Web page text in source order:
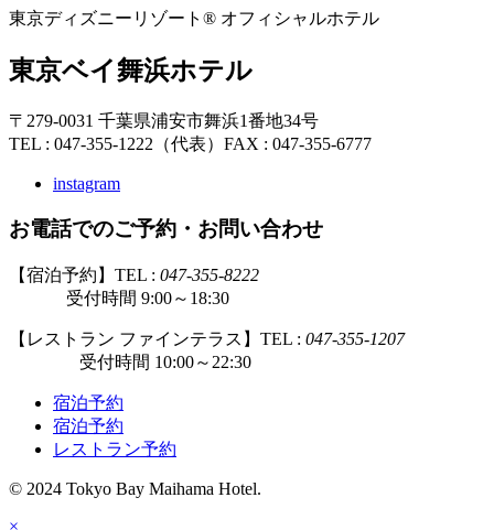
東京ディズニーリゾート® オフィシャルホテル
東京ベイ舞浜ホテル
〒279-0031 千葉県浦安市舞浜1番地34号
TEL : 047-355-1222（代表） FAX : 047-355-6777
instagram
お電話でのご予約・お問い合わせ
【宿泊予約】TEL : 047-355-8222
受付時間 9:00～18:30
【レストラン ファインテラス】TEL : 047-355-1207
受付時間 10:00～22:30
宿泊予約
宿泊予約
レストラン予約
© 2024 Tokyo Bay Maihama Hotel.
×